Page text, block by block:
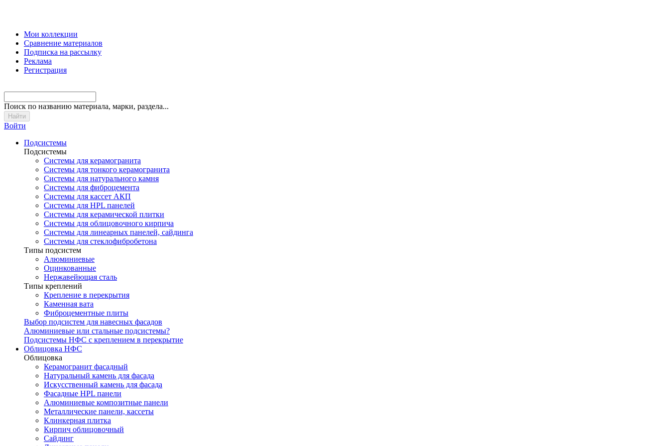
Мои коллекции
Сравнение материалов
Подписка на рассылку
Реклама
Регистрация
Поиск по названию материала, марки, раздела...
Войти
Подсистемы
Подсистемы
Системы для керамогранита
Системы для тонкого керамогранита
Системы для натурального камня
Системы для фиброцемента
Системы для кассет АКП
Системы для HPL панелей
Системы для керамической плитки
Системы для облицовочного кирпича
Системы для линеарных панелей, сайдинга
Системы для стеклофибробетона
Типы подсистем
Алюминиевые
Оцинкованные
Нержавейющая сталь
Типы креплений
Крепление в перекрытия
Каменная вата
Фиброцементные плиты
Выбор подсистем для навесных фасадов
Алюминиевые или стальные подсистемы?
Подсистемы НФС с креплением в перекрытие
Облицовка НФС
Облицовка
Керамогранит фасадный
Натуральный камень для фасада
Искусственный камень для фасада
Фасадные HPL панели
Алюминиевые композитные панели
Металлические панели, кассеты
Клинкерная плитка
Кирпич облицовочный
Сайдинг